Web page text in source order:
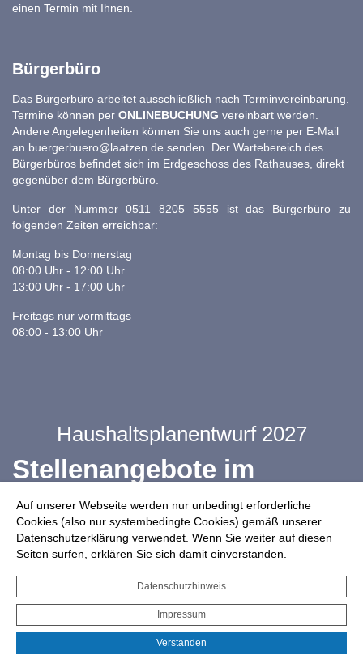
Auf unserer Webseite werden nur unbedingt erforderliche
Cookies (also nur systembedingte Cookies) gemäß unserer
Datenschutzerklärung verwendet. Wenn Sie weiter auf diesen
Seiten surfen, erklären Sie sich damit einverstanden.
Datenschutzhinweis
Impressum
Verstanden
einen Termin mit Ihnen.
Bürgerbüro
Das Bürgerbüro arbeitet ausschließlich nach Terminvereinbarung.
Termine können per ONLINEBUCHUNG vereinbart werden.
Andere Angelegenheiten können Sie uns auch gerne per E-Mail
an buergerbuero@laatzen.de senden. Der Wartebereich des
Bürgerbüros befindet sich im Erdgeschoss des Rathauses, direkt
gegenüber dem Bürgerbüro.
Unter der Nummer 0511 8205 5555 ist das Bürgerbüro zu
folgenden Zeiten erreichbar:
Montag bis Donnerstag
08:00 Uhr - 12:00 Uhr
13:00 Uhr - 17:00 Uhr
Freitags nur vormittags
08:00 - 13:00 Uhr
Haushaltsplanentwurf 2027
Stellenangebote im
Ganztag
Infos zur Drohnennutzung
Starkregengefahrenkarte
Serviceportal für Bürger*innen
Interaktiver Haushalt